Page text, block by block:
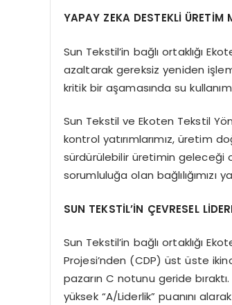
YAPAY ZEKA DESTEKLİ ÜRETİM
Sun Tekstil’in bağlı ortaklığı
azaltarak gereksiz yeniden
kritik bir aşamasında su
Sun Tekstil ve Ekoten Tekstil
kontrol yatırımlarımız, üretim
sürdürülebilir üretimin geleceği
sorumluluğa olan bağlılığımızı
SUN TEKSTİL’İN ÇEVRESEL
Sun Tekstil’in bağlı ortaklığı
Projesi’nden (CDP) üst üste
pazarın C notunu geride
yüksek “A/Liderlik” puanını